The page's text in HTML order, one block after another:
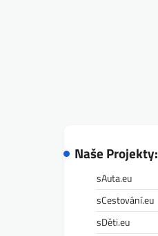
Naše Projekty:
sAuta.eu
sCestování.eu
sDěti.eu